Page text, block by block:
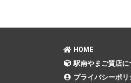
HOME
駅南やまご質店に
プライバシーポリ